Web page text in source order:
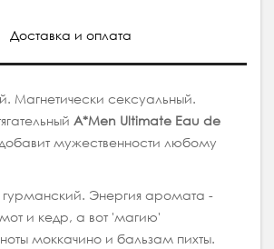
Доставка и оплата
Магнетически сексуальный.
A*Men Ultimate Eau de
мужественности любому
Энергия аромата -
и кедр, а вот 'магию'
моккачино и бальзам пихты.